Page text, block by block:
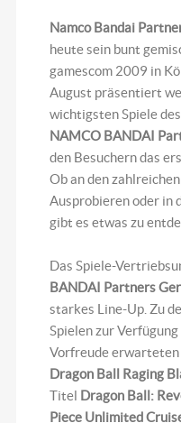
Namco Bandai
heute sein bunt
gamescom 2009 in
August präsentiert
wichtigsten Spiele
NAMCO BANDAI
den Besuchern das
Ob an den
Ausprobieren oder in
gibt es etwas zu
Das Spiele-
BANDAI Partners
starkes Line-Up. Zu
Spielen zur
Vorfreude erwarteten
Dragon Ball Raging
Titel Dragon Ball:
Piece Unlimited